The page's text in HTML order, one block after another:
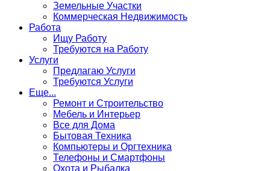
Земельные Участки
Коммерческая Недвижимость
Работа
Ищу Работу
Требуются на Работу
Услуги
Предлагаю Услуги
Требуются Услуги
Еще...
Ремонт и Строительство
Мебель и Интерьер
Все для Дома
Бытовая Техника
Компьютеры и Оргтехника
Телефоны и Смартфоны
Охота и Рыбалка